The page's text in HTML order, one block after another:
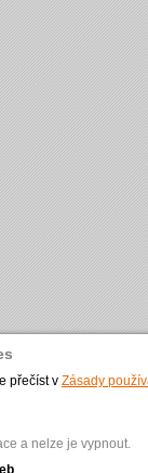
přečíst v Zásady
a nelze je vypnout.